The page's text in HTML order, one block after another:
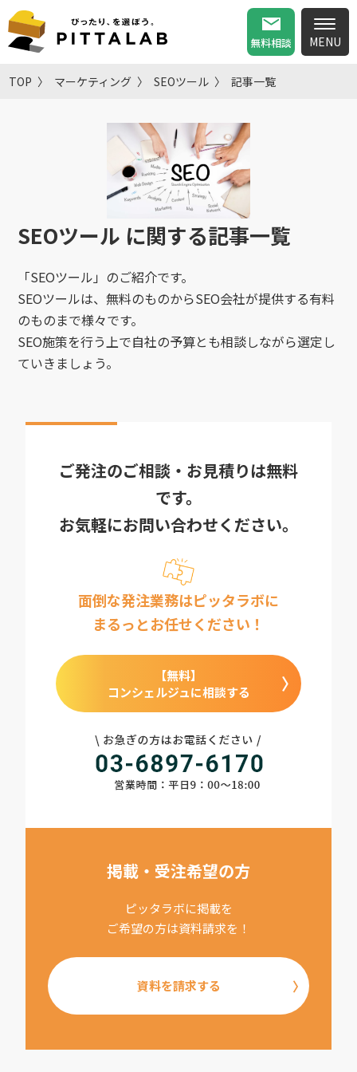
無料相談
TOP マーケティング SEOツール 記事一覧
SEOツール に関する記事一覧
「SEOツール」のご紹介です。
SEOツールは、無料のものからSEO会社が提供する有料
のものまで様々です。
SEO施策を行う上で自社の予算とも相談しながら選定し
ていきましょう。
ご発注のご相談・お見積りは無料
です。
お気軽にお問い合わせください。
面倒な発注業務はピッタラボに
まるっとお任せください！
【無料】
コンシェルジュに相談する
掲載・受注希望の方
ピッタラボに掲載を
ご希望の方は資料請求を！
資料を請求する